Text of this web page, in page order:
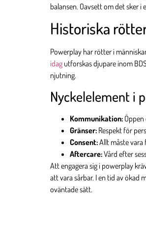
balansen. Oavsett om det sker
Historiska
Powerplay har rötter i
idag utforskas djupare inom
njutning.
Nyckelelement i
Kommunikation:
Gränser: Respekt för
Consent:Allt måste vara
Aftercare:Vård efter
Att engagera sig i powerplay
att vara sårbar. I en tid av ökad
oväntade sätt.